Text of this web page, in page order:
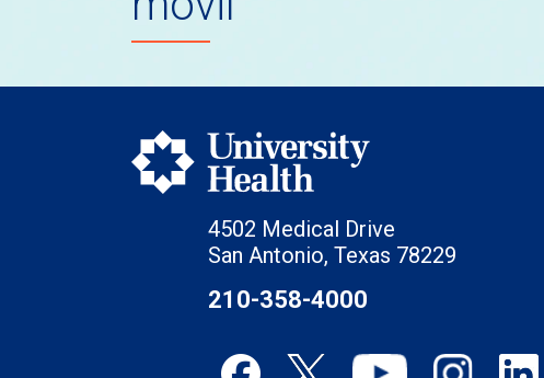
4502 Medical Drive
San Antonio, Texas 78229
210-358-4000